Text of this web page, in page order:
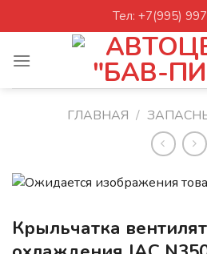
to
Тел: +7(995)
ГЛАВНАЯ /
Крыльчатка